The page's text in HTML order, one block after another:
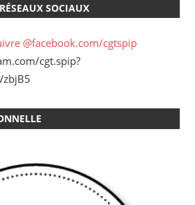
SOCIAUX
@facebook.com/cgtspip
cgt.spip?